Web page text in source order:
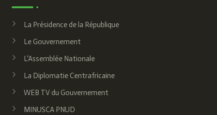
La Présidence de la République
Le Gouvernement
L'Assemblée Nationale
La Diplomatie Centrafricaine
WEB TV du Gouvernement
MINUSCA PNUD